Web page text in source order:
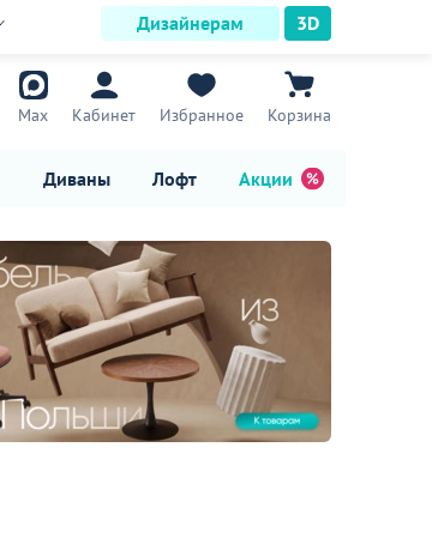
Дизайнерам 3D
Max Кабинет Избранное Корзина
Диваны Лофт Акции